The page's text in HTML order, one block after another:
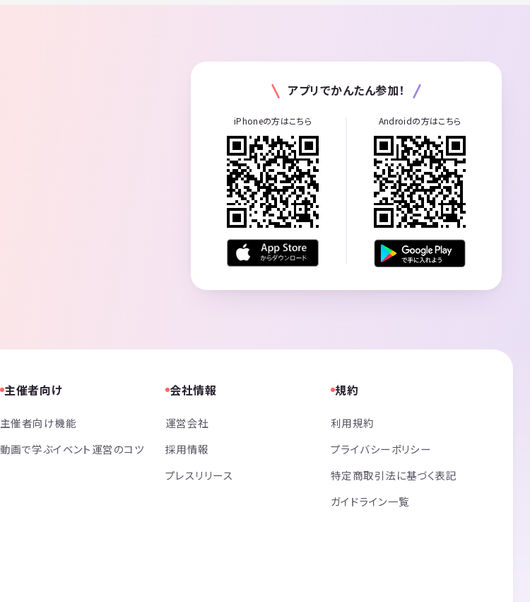
アプリでかんたん参加！
iPhoneの方はこちら Androidの方はこちら
主催者向け
主催者向け機能
動画で学ぶイベント運営のコツ
会社情報
運営会社
採用情報
プレスリリース
規約
利用規約
プライバシーポリシー
特定商取引法に基づく表記
ガイドライン一覧